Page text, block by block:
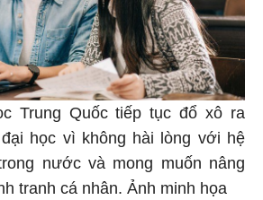
Trung Quốc tiếp tục đổ xô ra
học vì không hài lòng với hệ
nước và mong muốn nâng
tranh cá nhân. Ảnh minh họa